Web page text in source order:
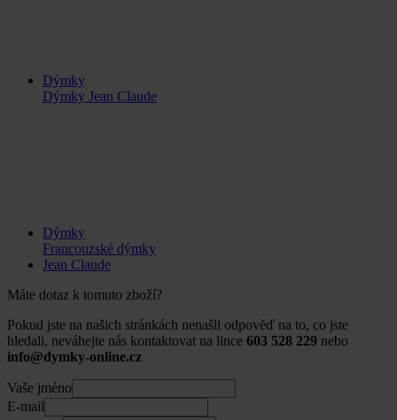
Dýmky
Dýmky Jean Claude
Dýmky
Francouzské dýmky
Jean Claude
Máte dotaz k tomuto zboží?
Pokud jste na našich stránkách nenašli odpověď na to, co jste
hledali, neváhejte nás kontaktovat na lince 603 528 229 nebo
info@dymky-online.cz
Vaše jméno
E-mail